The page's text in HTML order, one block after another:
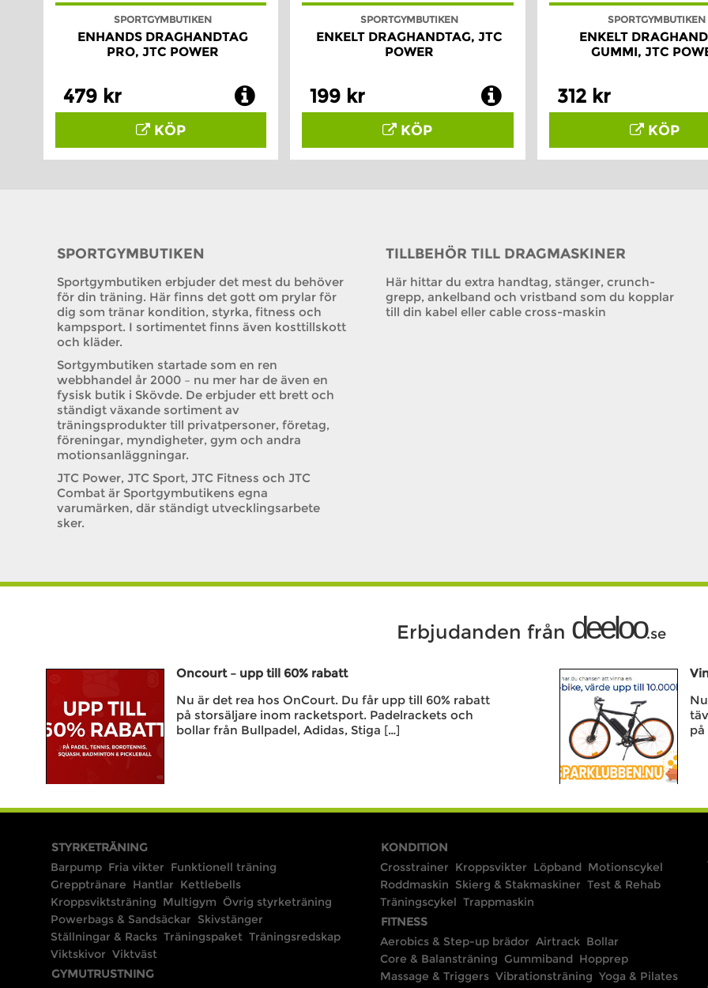
SPORTGYMBUTIKEN
ENHANDS DRAGHANDTAG
PRO, JTC POWER
479 kr
KÖP
SPORTGYMBUTIKEN
ENKELT DRAGHANDTAG, JTC
POWER
199 kr
KÖP
SPORTGYMBUTIKEN
ENKELT
GUMMI, JTC
312 kr
KÖP
SPORTGYMBUTIKEN
Sportgymbutiken erbjuder det mest du behöver
för din träning. Här finns det gott om prylar för
dig som tränar kondition, styrka, fitness och
kampsport. I sortimentet finns även kosttillskott
och kläder.
Sortgymbutiken startade som en ren
webbhandel år 2000 – nu mer har de även en
fysisk butik i Skövde. De erbjuder ett brett och
ständigt växande sortiment av
träningsprodukter till privatpersoner, företag,
föreningar, myndigheter, gym och andra
motionsanläggningar.
JTC Power, JTC Sport, JTC Fitness och JTC
Combat är Sportgymbutikens egna
varumärken, där ständigt utvecklingsarbete
sker.
TILLBEHÖR TILL DRAGMASKINER
Här hittar du extra handtag, stänger, crunch-
grepp, ankelband och vristband som du kopplar
till din kabel eller cable cross-maskin
Erbjudanden från deeloo.se
Oncourt – upp till 60% rabatt
Nu är det rea hos OnCourt. Du får upp till 60% rabatt
på storsäljare inom racketsport. Padelrackets och
bollar från Bullpadel, Adidas, Stiga […]
på
STYRKETRÄNING
Barpump Fria vikter Funktionell träning
Grepptränare Hantlar Kettlebells
Kroppsviktsträning Multigym Övrig styrketräning
Powerbags & Sandsäckar Skivstänger
Ställningar & Racks Träningspaket Träningsredskap
Viktskivor Viktväst
GYMUTRUSTNING
KONDITION
Crosstrainer Kroppsvikter Löpband Motionscykel
Roddmaskin Skierg & Stakmaskiner Test & Rehab
Träningscykel Trappmaskin
FITNESS
Aerobics & Step-up brädor Airtrack Bollar
Core & Balansträning Gummiband Hopprep
Massage & Triggers Vibrationsträning Yoga & Pilates